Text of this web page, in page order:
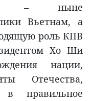
– ныне
Вьетнам, а
роль КПВ
Хо Ши
нации,
Отечества,
правильное